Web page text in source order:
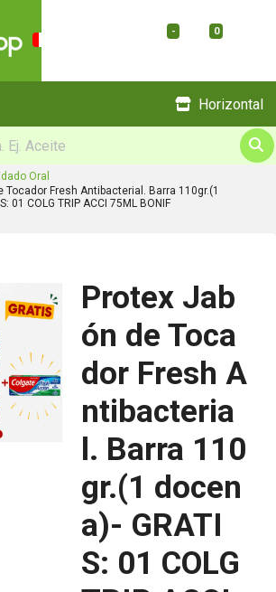
- 0
Horizontal
Oral
Tocador Fresh Antibacterial. Barra 110gr.(1
01 COLG TRIP ACCI 75ML BONIF
Protex Jab
ón de Toca
dor Fresh A
ntibacteria
l. Barra 110
gr.(1 docen
a)- GRATI
S: 01 COLG